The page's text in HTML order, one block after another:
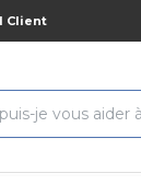
Client